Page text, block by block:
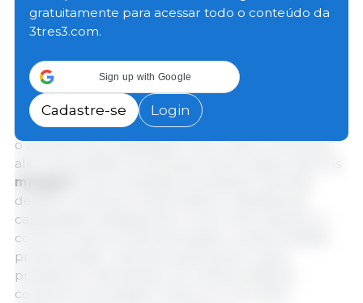
seguidos pelas aves, enquanto a produção de carne
suína e bovina deverá se contrair, marcando a
terrestres em seis anos.
Embora se espere que os custos de ração
permaneçam estáveis, a menor oferta de proteínas,
o aumento da volatilidade e dos custos comerciais,
além da pressão de doenças, devem pesar sobre as
margens
desafios contínuos relacionados à utilização da
capacidade instalada, bem como interrupções no
comércio decorrentes de tarifas e outras medidas
protecionistas. Tudo isso pode elevar custos,
pressionar a demanda e, em última instância,
comprimir as margens. Tanto em mercados
gratuitamente para acessar todo o conteúdo da
3tres3.com.
Sign up with Google
Cadastre-se Login